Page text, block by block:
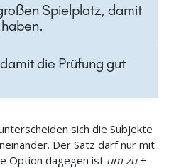
Spielplatz, damit
die Prüfung gut
sich die Subjekte
Der Satz darf nur mit
Option dagegen ist um zu+